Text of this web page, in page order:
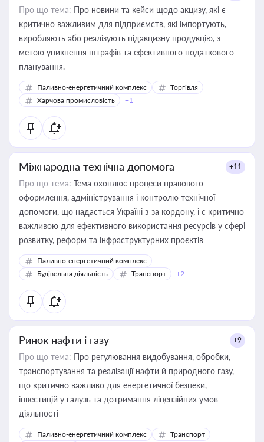
Про що тема: Про новини та кейси щодо акцизу, які є
критично важливим для підприємств, які імпортують,
виробляють або реалізують підакцизну продукцію, з
метою уникнення штрафів та ефективного податкового
планування.
Паливно-енергетичний комплекс
Торгівля
Харчова промисловість
+1
Міжнародна технічна допомога +11
Про що тема: Тема охоплює процеси правового
оформлення, адміністрування і контролю технічної
допомоги, що надається Україні з-за кордону, і є критично
важливою для ефективного використання ресурсів у сфері
розвитку, реформ та інфраструктурних проєктів
Паливно-енергетичний комплекс
Будівельна діяльність
Транспорт +2
Ринок нафти і газу +9
Про що тема: Про регулювання видобування, обробки,
транспортування та реалізації нафти й природного газу,
що критично важливо для енергетичної безпеки,
інвестицій у галузь та дотримання ліцензійних умов
діяльності
Паливно-енергетичний комплекс
Транспорт